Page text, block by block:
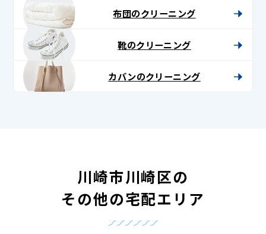
布団のクリーニング
靴のクリーニング
カバンのクリーニング
川崎市川崎区の
その他の宅配エリア